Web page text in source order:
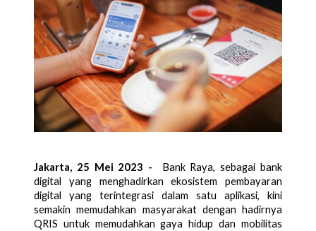
Jakarta, 25 Mei 2023 - Bank Raya, sebagai bank
digital yang menghadirkan
ekosistem pembayaran
digital yang terintegrasi dalam satu aplikasi, kini
semakin memudahkan masyarakat dengan hadirnya
QRIS untuk memudahkan gaya hidup dan mobilitas